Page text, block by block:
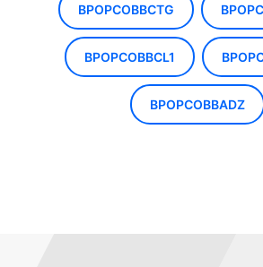
BPOPCOBBCTG
BPOPCOBBCL1
BPOPCOBBADZ